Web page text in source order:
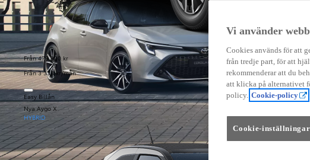
Från 479 900 kr
Från 3 333 kr/mån
Easy Billån
Nya Aygo X
HYBRID
Vi använder
Cookies används för att
från tredje part, för att
rekommenderar att du
att klicka på alternativet
policy. Cookie-policy
Cookie-inställningar